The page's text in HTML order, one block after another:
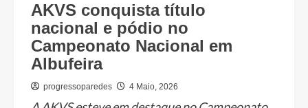
AKVS conquista título
nacional e pódio no
Campeonato Nacional em
Albufeira
progressoparedes 4 Maio, 2026